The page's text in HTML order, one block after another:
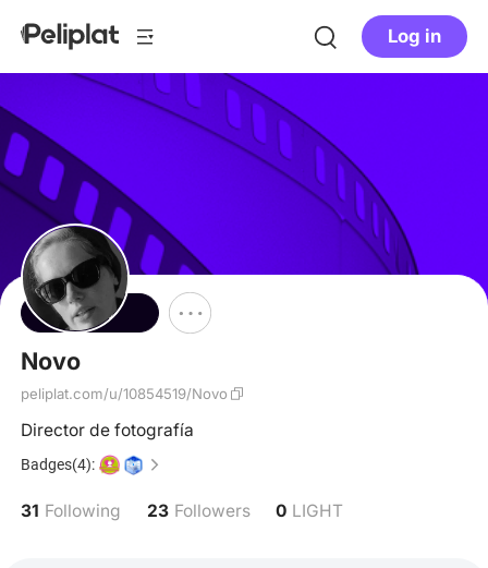
Log in
Follow
Novo
peliplat.com/u/10854519/Novo
Director de fotografía
Badges(4):
31 Following 23 Followers 0 LIGHT